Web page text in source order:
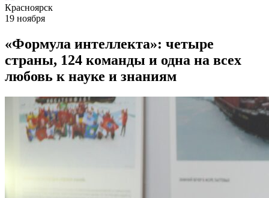
Красноярск
19 ноября
«Формула интеллекта»: четыре
страны, 124 команды и одна на всех
любовь к науке и знаниям